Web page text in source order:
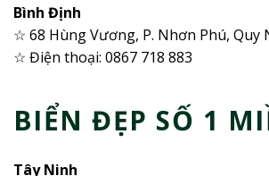
Bình Định
☆ 68 Hùng Vương, P. Nhơn Phú, Quy
☆ Điện thoại: 0867 718 883
BIỂN ĐẸP SỐ 1
Tây Ninh